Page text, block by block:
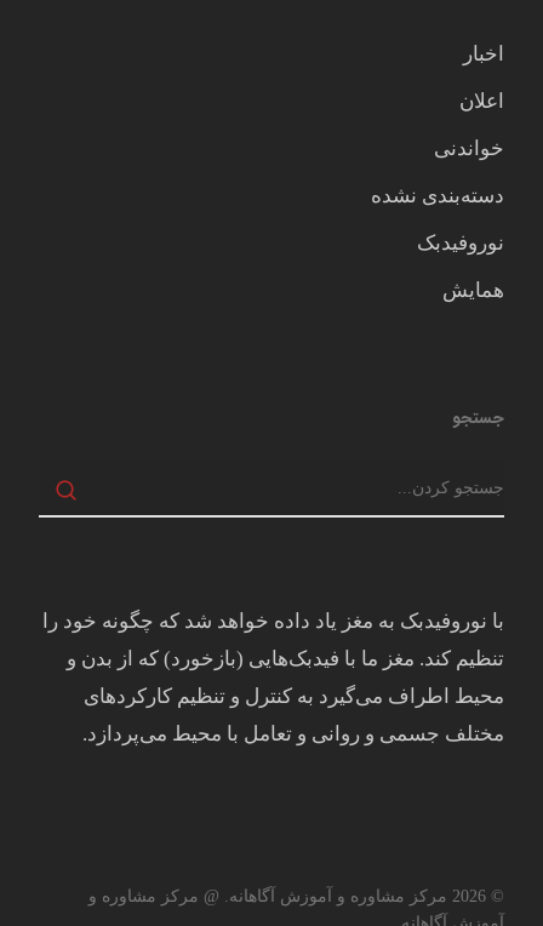
اخبار
اعلان
خواندنی
دسته‌بندی نشده
نوروفیدبک
همایش
جستجو
با نوروفیدبک به مغز ياد داده خواهد شد كه چگونه خود را
تنظيم كند. مغز ما با فيدبک‌هايی (بازخورد) که از بدن و
محيط اطراف می‌گيرد به کنترل و تنظيم کارکردهای
مختلف جسمی و روانی و تعامل با محيط می‌پردازد.
© 2026 مرکز مشاوره و آموزش آگاهانه. @ مرکز مشاوره و